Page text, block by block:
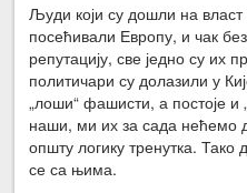
Људи који су дошли на власт
посећивали Европу, и чак
репутацију, све једно су их
политичари су долазили у
„лоши“ фашисти, а постоје и
наши, ми их за сада нећемо
општу логику тренутка. Тако
се са њима.